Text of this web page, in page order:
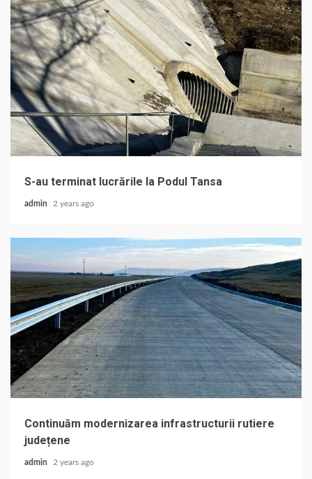
S-au terminat lucrările la Podul Tansa
admin 2 years ago
Continuăm modernizarea infrastructurii rutiere
județene
admin 2 years ago